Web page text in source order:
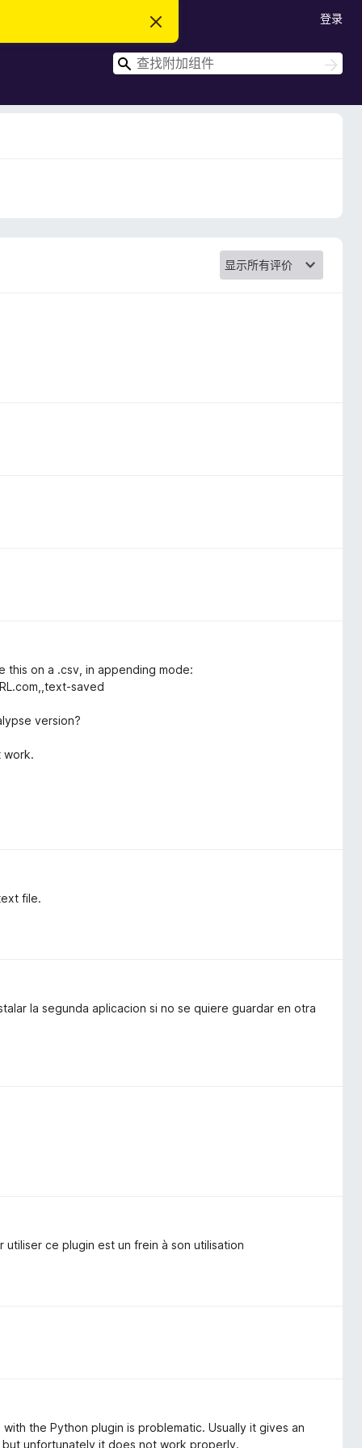
忽
此
通
知
登录
搜
搜
索
this on a .csv, in appending mode:
saved
version?
work.
file.
la segunda aplicacion si no se quiere guardar en otra
ce plugin est un frein à son utilisation
the Python plugin is problematic. Usually it gives an
unfortunately it does not work properly.